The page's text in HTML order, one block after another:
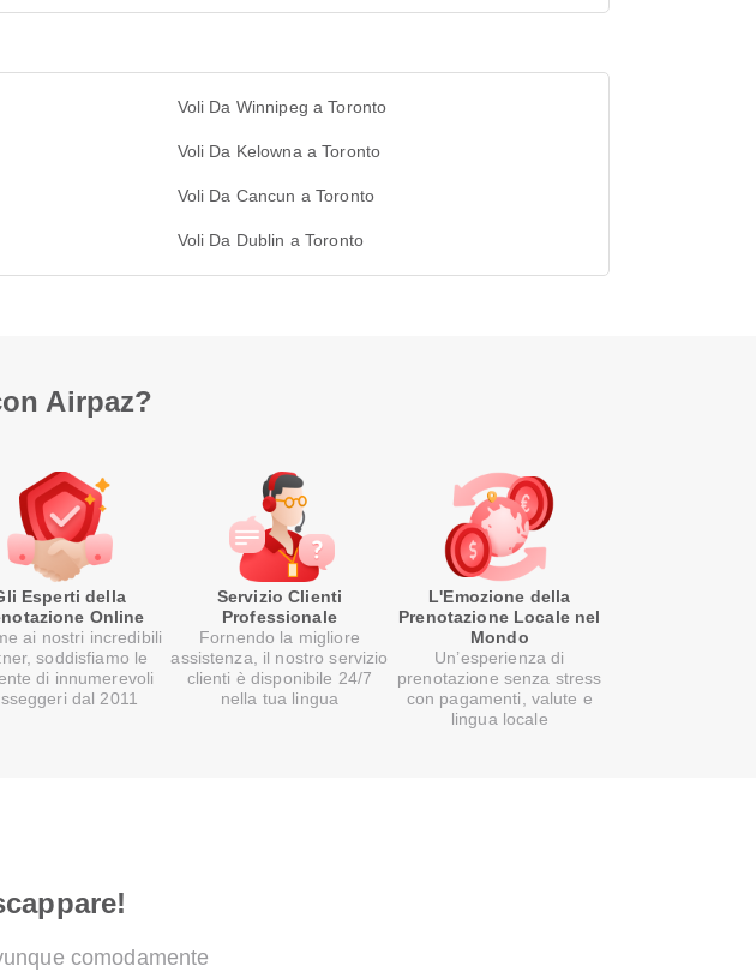
Voli Da Winnipeg a Toronto
Voli Da Kelowna a Toronto
Voli Da Cancun a Toronto
Voli Da Dublin a Toronto
Airpaz?
Esperti della
Online
ai nostri incredibili
soddisfiamo le
di innumerevoli
dal 2011
Servizio Clienti
Professionale
Fornendo la migliore
assistenza, il nostro servizio
clienti è disponibile 24/7
nella tua lingua
L'Emozione della
Prenotazione Locale nel
Mondo
Un’esperienza di
prenotazione senza stress
con pagamenti, valute e
lingua locale
comodamente